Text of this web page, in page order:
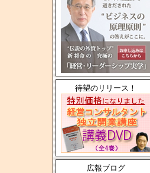
待望のリリース！
広報ブログ